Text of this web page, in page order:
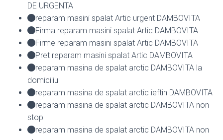
DE URGENTA
reparam masini spalat Artic urgent DAMBOVITA
Firma reparam masini spalat Artic DAMBOVITA
Firme reparam masini spalat Artic DAMBOVITA
Pret reparam masini spalat Artic DAMBOVITA
reparam masina de spalat arctic DAMBOVITA la
domiciliu
reparam masina de spalat arctic ieftin DAMBOVITA
reparam masina de spalat arctic DAMBOVITA non-
stop
reparam masina de spalat arctic DAMBOVITA non